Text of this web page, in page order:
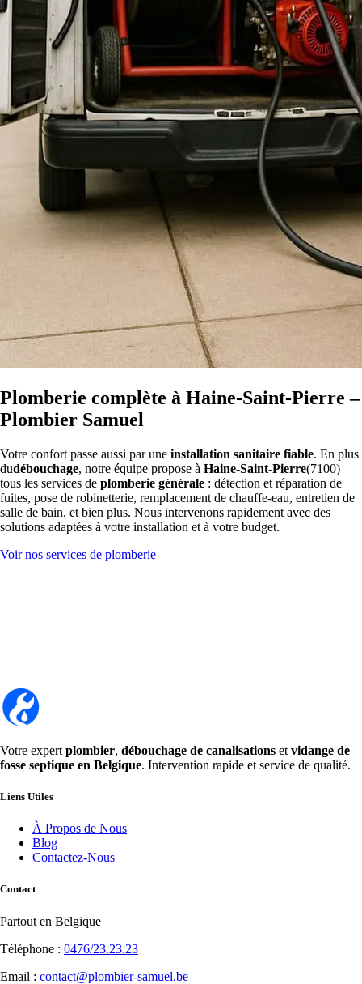
Plomberie complète à Haine-Saint-Pierre –
Plombier Samuel
Votre confort passe aussi par une installation sanitaire fiable. En plus
dudébouchage, notre équipe propose à Haine-Saint-Pierre(7100)
tous les services de plomberie générale : détection et réparation de
fuites, pose de robinetterie, remplacement de chauffe-eau, entretien de
salle de bain, et bien plus. Nous intervenons rapidement avec des
solutions adaptées à votre installation et à votre budget.
Voir nos services de plomberie
Votre expert plombier, débouchage de canalisations et vidange de
fosse septique en Belgique. Intervention rapide et service de qualité.
Liens Utiles
À Propos de Nous
Blog
Contactez-Nous
Contact
Partout en Belgique
Téléphone : 0476/23.23.23
Email : contact@plombier-samuel.be